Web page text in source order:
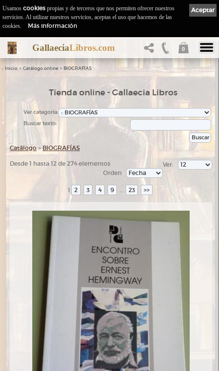
GallaeciaLibros.com 0
:: Inicio > Catálogo online > BIOGRAFÍAS
Tienda online - Gallaecia Libros
Ver categoría:
Buscar texto:
Catálogo >BIOGRAFÍAS
Desde 1 hasta 12 de 274 elementos
Ver:
Orden
1 2 3 4 9 ... 23 >>
Aceptar
Usamos cookies propias y de terceros que nos permiten ofrecer nuestros
servicios. Al utilizar nuestros servicios, aceptas el uso que hacemos de las
cookies.
Más información